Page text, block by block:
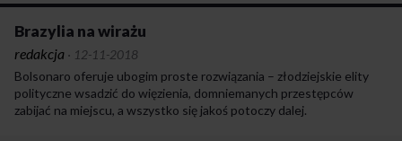
Brazylia na wirażu
redakcja · 12-11-2018
Bolsonaro oferuje ubogim proste rozwiązania – złodziejskie elity
polityczne wsadzić do więzienia, domniemanych przestępców
zabijać na miejscu, a wszystko się jakoś potoczy dalej.